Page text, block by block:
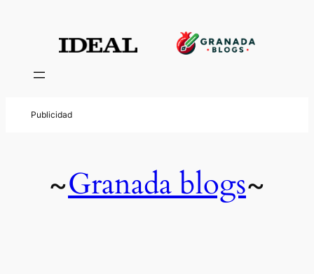
contenido
~Granada blogs~